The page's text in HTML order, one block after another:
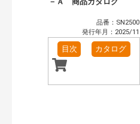
品番：SN2500
発行年月：2025/11
目次 カタログ